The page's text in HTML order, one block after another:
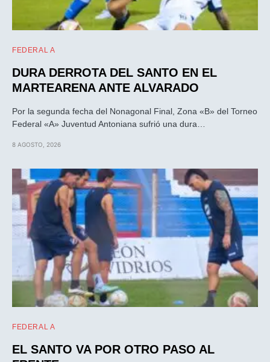
FEDERAL A
DURA DERROTA DEL SANTO EN EL
MARTEARENA ANTE ALVARADO
Por la segunda fecha del Nonagonal Final, Zona «B» del Torneo
Federal «A» Juventud Antoniana sufrió una dura…
8 AGOSTO, 2026
FEDERAL A
EL SANTO VA POR OTRO PASO AL